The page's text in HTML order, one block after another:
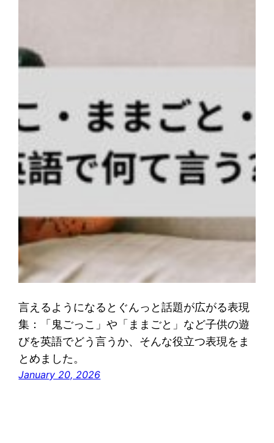
言えるようになるとぐんっと話題が広がる表現
集：「鬼ごっこ」や「ままごと」など子供の遊
びを英語でどう言うか、そんな役立つ表現をま
とめました。
January 20, 2026